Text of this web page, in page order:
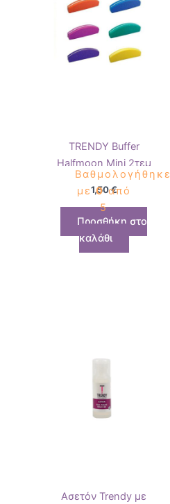
TRENDY Buffer
Halfmoon Mini 2τεμ
Βαθμολογήθηκε
με0από
5
1,50€
Προσθήκη στο
καλάθι
Ασετόν Trendy με